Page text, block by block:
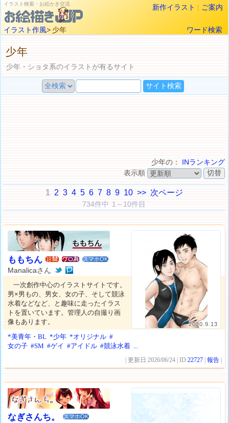
イラスト検索・お絵かき交流 新作イラスト | ご案内
イラスト作風> 少年 ワード検索
少年
少年・ショタ系のイラストが有るサイト
少年の： INランキング
表示順
1 2 3 4 5 6 7 8 9 10 >> 次ページ
734件中 1～10件目
2020.9.13
ももちん スマホOK
Manalicaさん
一次創作中心のイラストサイトです。
男×男もの、男女、女の子、そして競泳
水着などなど、と趣味に走ったイラス
トを置いています。管理人の自撮り画
像もあります。
*美青年・BL *少年 *オリジナル #
女の子 #SM #ゲイ #アイドル #競泳水着 ...
| 更新日:2026/06/24 | ID:22727 |報告
なぎさんち。 スマホOK